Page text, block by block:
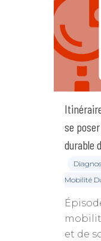
se
durable
Mobilité
et de